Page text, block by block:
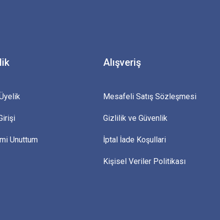
Unuttum
Alışveriş
Mesafeli Satış Sözleşmesi
Gizlilik ve Güvenlik
İptal İade Koşullari
Kişisel Veriler Politikası